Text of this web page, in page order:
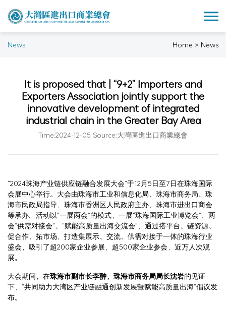
News Home > News
It is proposed that | “9+2” Importers and
Exporters Association jointly support the
innovative development of integrated
industrial chain in the Greater Bay Area
Time:2024-12-05 Source:大灣區進出口商業總會
“2024珠海产业链供应链融合发展大会”于12月5日至7日在珠海国际
会展中心举行。大会由珠海市工业和信息化局、珠海市商务局、珠
海市民政局指导，珠海市香洲区人民政府主办，珠海市进出口商会
等承办。活动以“一展两会”的模式，一展“珠海国际工业博览会”、两
会“供需对接会”、“赋能高质量出海交流会”，通过搭平台、链资源、
促合作、拓市场，打造集展示、交流、供需对接于一体的珠海行业
盛会，吸引了超200家企业参展，超500家企业参会，近万人次观
展。
大会期间，在珠海市副市长李翀，珠海市商务局局长沈岩的见证
下，“共同助力大湾区产业链融通创新发展暨赋能高质量出海”倡议发
布。